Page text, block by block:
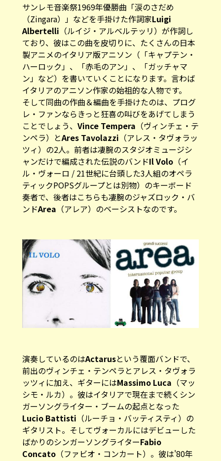
サンレモ音楽祭1969年優勝曲「涙のさだめ
（Zingara）
」などを手掛けた作詞家Luigi
Albertelli （ルイジ・アルベルテッリ）が作詞し
ており、彼はこの曲を皮切りに、たくさんの日本
製アニメのイタリア版アニソン（「キャプテン・
ハーロック」、「赤毛のアン」、「ガッチャマ
ン」など）を書いていくことになります。言わば
イタリアのアニソン作家の始祖的な人物です。
そして同曲の作曲＆編曲を手掛けたのは、プログ
レ・ファンならきっと狂喜の叫びをあげてしまう
ことでしょう、 Vince Tempera （ヴィンチェ・テ
ンペラ）とAres Tavolazzi （アレス・タヴォラッ
ツィ）の2人。前者は凄腕のスタジオミュージシ
ャンだけで編成された伝説のバンドIl Volo（イ
ル・ヴォーロ / 21世紀に台頭した3人組のオペラ
ティックPOPSグループとは別物）のキーボード
奏者で、後者はこちらも凄腕のジャズロック・バ
ンドArea （アレア）のベーシストなのです。
演奏しているのはActarusという覆面バンドで、
前出のヴィンチェ・テンペラとアレス・タヴォラ
ッツィに加え、ギターにはMassimo Luca （マッ
シモ・ルカ）。彼はイタリアで現在まで続くシン
ガーソングライター・ブームの起点となった
Lucio Battisti （ルーチョ・バッティスティ）の
ギタリスト。そしてヴォーカルにはデビューした
ばかりのシンガーソングライターFabio
Concato（ファビオ・コンカート）。彼は'80年